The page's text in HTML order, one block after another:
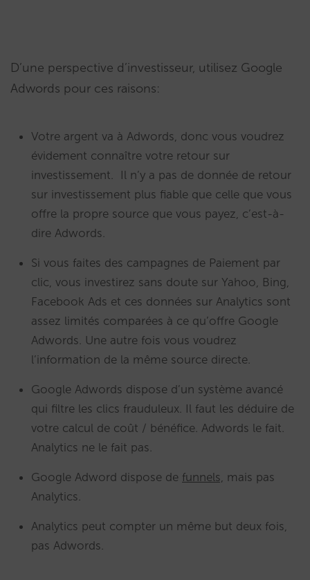
D’une perspective d’investisseur, utilisez Google
Adwords pour ces raisons:
Votre argent va à Adwords, donc vous voudrez
évidement connaître votre retour sur
investissement. Il n’y a pas de donnée de retour
sur investissement plus fiable que celle que vous
offre la propre source que vous payez, c’est-à-
dire Adwords.
Si vous faites des campagnes de Paiement par
clic, vous investirez sans doute sur Yahoo, Bing,
Facebook Ads et ces données sur Analytics sont
assez limités comparées à ce qu’offre Google
Adwords. Une autre fois vous voudrez
l’information de la même source directe.
Google Adwords dispose d’un système avancé
qui filtre les clics frauduleux. Il faut les déduire de
votre calcul de coût / bénéfice. Adwords le fait.
Analytics ne le fait pas.
Google Adword dispose de funnels, mais pas
Analytics.
Analytics peut compter un même but deux fois,
pas Adwords.